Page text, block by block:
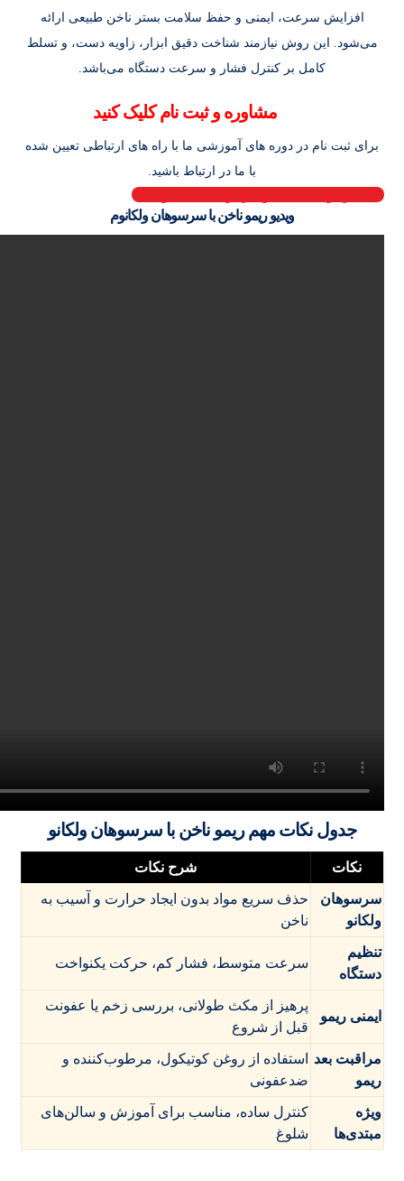
افزایش سرعت، ایمنی و حفظ سلامت بستر ناخن طبیعی ارائه
می‌شود. این روش نیازمند شناخت دقیق ابزار، زاویه دست، و تسلط
کامل بر کنترل فشار و سرعت دستگاه می‌باشد.
مشاوره و ثبت نام کلیک کنید
برای ثبت نام در دوره های آموزشی ما با راه های ارتباطی تعیین شده
با ما در ارتباط باشید.
ویدیو ریمو ناخن با سرسوهان ولکانوم
جدول نکات مهم ریمو ناخن با سرسوهان ولکانو
نکات شرح نکات
سرسوهان
ولکانو
حذف سریع مواد بدون ایجاد حرارت و آسیب به
ناخن
تنظیم
دستگاه
سرعت متوسط، فشار کم، حرکت یکنواخت
ایمنی ریمو
پرهیز از مکث طولانی، بررسی زخم یا عفونت
قبل از شروع
مراقبت بعد
ریمو
استفاده از روغن کوتیکول، مرطوب‌کننده و
ضدعفونی
ویژه
مبتدی‌ها
کنترل ساده، مناسب برای آموزش و سالن‌های
شلوغ